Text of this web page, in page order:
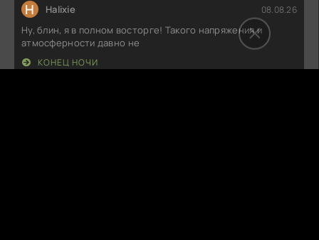
H Halixie 08.08.26
Ну, блин, я в полном восторге! Такого напряжения и
атмосферности давно не
КОНЕЦ НОЧИ